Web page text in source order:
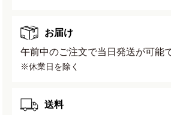
お届け
午前中のご注文で当日発送が可能
※休業日を除く
送料